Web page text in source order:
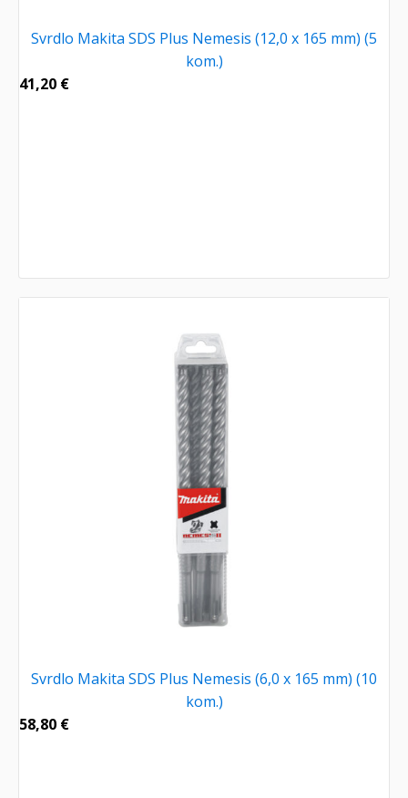
Svrdlo Makita SDS Plus Nemesis (12,0 x 165 mm) (5
kom.)
41,20 €
Svrdlo Makita SDS Plus Nemesis (6,0 x 165 mm) (10
kom.)
58,80 €